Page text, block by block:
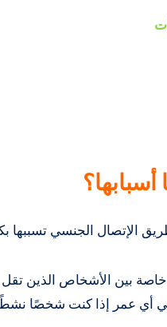
أسبابها؟
الإتصال الجنسي تسببها
​​في أي عمر إذا كنت شخصًا